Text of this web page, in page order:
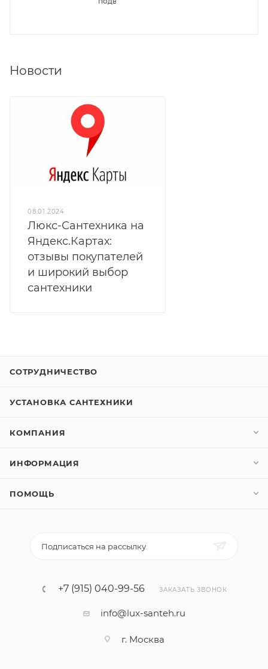
Новости
08.01.2024
Люкс-Сантехника на
Яндекс.Картах:
отзывы покупателей
и широкий выбор
сантехники
СОТРУДНИЧЕСТВО
УСТАНОВКА САНТЕХНИКИ
КОМПАНИЯ
ИНФОРМАЦИЯ
ПОМОЩЬ
Подписаться на рассылку
+7 (915) 040-99-56 ЗАКАЗАТЬ ЗВОНОК
info@lux-santeh.ru
г. Москва